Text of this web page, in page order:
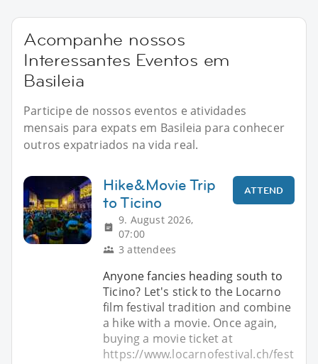
Acompanhe nossos
Interessantes Eventos em
Basileia
Participe de nossos eventos e atividades
mensais para expats em Basileia para conhecer
outros expatriados na vida real.
Hike&Movie Trip
to Ticino
9. August 2026,
07:00
3 attendees
ATTEND
Anyone fancies heading south to
Ticino? Let's stick to the Locarno
film festival tradition and combine
a hike with a movie. Once again,
buying a movie ticket at
https://www.locarnofestival.ch/fest